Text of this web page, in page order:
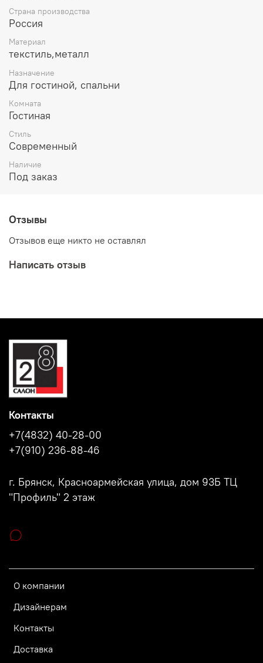
Страна производства
Россия
Материал
текстиль,металл
Назначение
Для гостиной, спальни
Комната
Гостиная
Стиль
Современный
Наличие
Под заказ
Отзывы
Отзывов еще никто не оставлял
Написать отзыв
О компании
Дизайнерам
Контакты
Доставка
Контакты
+7(4832) 40-28-00
+7(910) 236-88-46
г. Брянск, Красноармейская улица, дом 93Б ТЦ
"Профиль" 2 этаж